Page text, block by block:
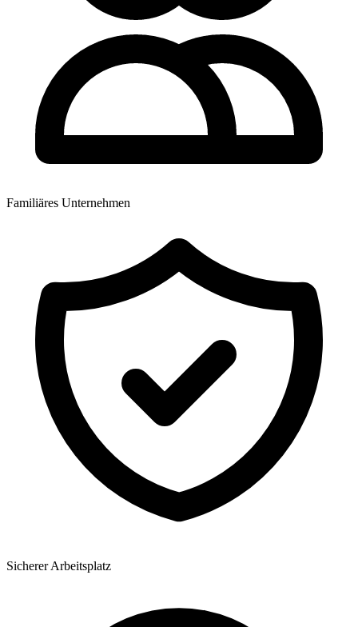
Familiäres Unternehmen
Sicherer Arbeitsplatz